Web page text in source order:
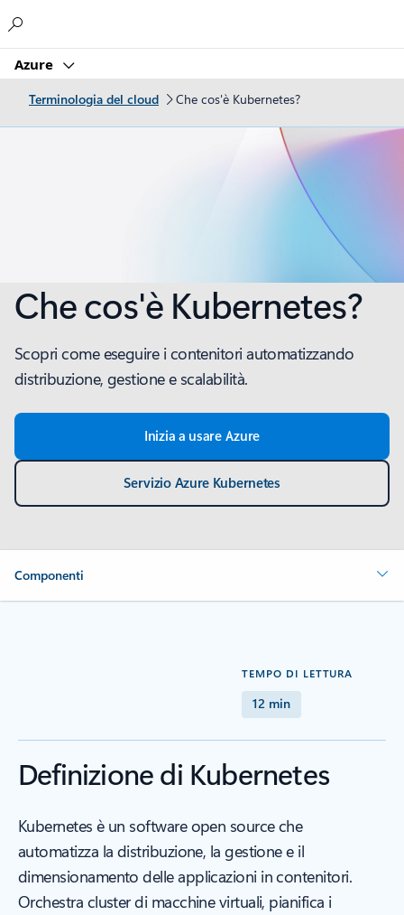
Azure
Terminologia del cloud Che cos'è Kubernetes?
Che cos'è Kubernetes?
Scopri come eseguire i contenitori automatizzando
distribuzione, gestione e scalabilità.
Inizia a usare Azure
Servizio Azure Kubernetes
Componenti
TEMPO DI LETTURA
12 min
Definizione di Kubernetes
Kubernetes è un software open source che
automatizza la distribuzione, la gestione e il
dimensionamento delle applicazioni in contenitori.
Orchestra cluster di macchine virtuali, pianifica i